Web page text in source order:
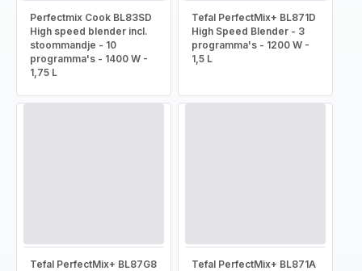
Perfectmix Cook BL83SD
High speed blender incl.
stoommandje - 10
programma's - 1400 W -
1,75 L
Tefal PerfectMix+ BL871D
High Speed Blender - 3
programma's - 1200 W -
1,5 L
Tefal PerfectMix+ BL87G8
Tefal PerfectMix+ BL871A